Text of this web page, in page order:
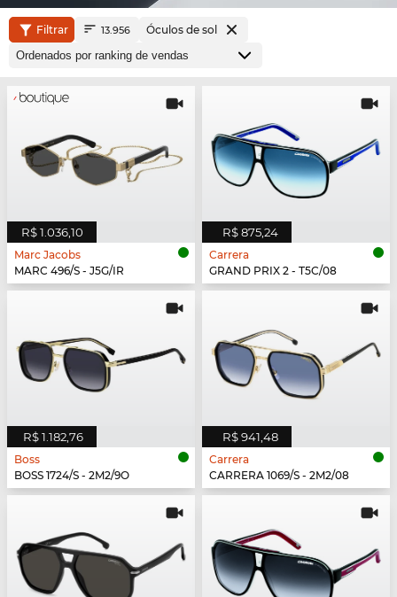
Filtrar 13.956 Óculos de sol
R$ 1.036,10
Marc Jacobs
MARC 496/S - J5G/IR
R$ 875,24
Carrera
GRAND PRIX 2 - T5C/08
R$ 1.182,76
Boss
BOSS 1724/S - 2M2/9O
R$ 941,48
Carrera
CARRERA 1069/S - 2M2/08